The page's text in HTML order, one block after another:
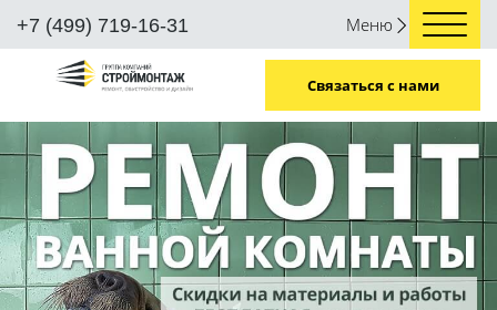
+7 (499) 719-16-31 Меню
Связаться с нами